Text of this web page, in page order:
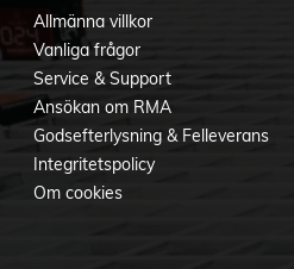
Allmänna villkor
Vanliga frågor
Service & Support
Ansökan om RMA
Godsefterlysning & Felleverans
Integritetspolicy
Om cookies